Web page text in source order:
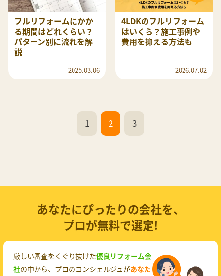
フルリフォームにかか
る期間はどれくらい？
パターン別に流れを解
説
2025.03.06
4LDKのフルリフォーム
はいくら？施工事例や
費用を抑える方法も
2026.07.02
1 2 3
あなたにぴったりの会社を、
プロが無料で選定!
厳しい審査をくぐり抜けた優良リフォーム会
社の中から、プロのコンシェルジュがあなた